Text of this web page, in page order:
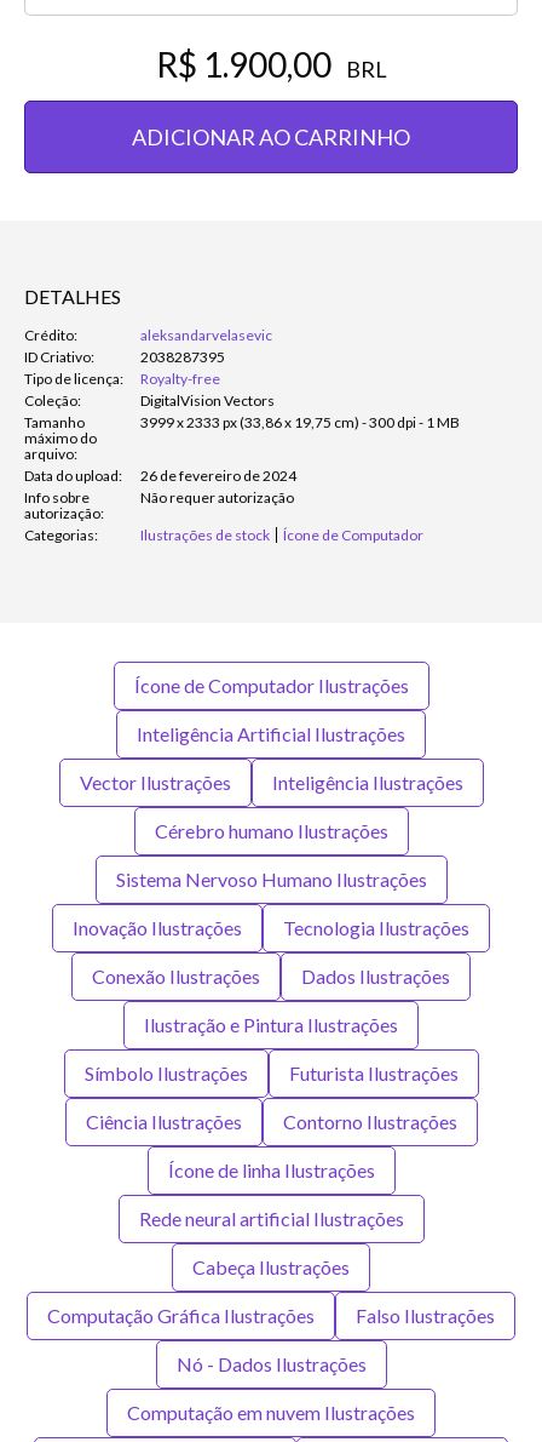
R$ 1.900,00 BRL
ADICIONAR AO CARRINHO
DETALHES
Crédito:
aleksandarvelasevic
ID Criativo:
2038287395
Tipo de licença:
Royalty-free
Coleção:
DigitalVision Vectors
Tamanho
máximo do
arquivo:
3999 x 2333 px (33,86 x 19,75 cm) - 300 dpi - 1 MB
Data do upload:
26 de fevereiro de 2024
Info sobre
autorização:
Não requer autorização
Categorias: Ilustrações de stock Ícone de Computador
Ícone de Computador Ilustrações
Inteligência Artificial Ilustrações
Vector Ilustrações Inteligência Ilustrações
Cérebro humano Ilustrações
Sistema Nervoso Humano Ilustrações
Inovação Ilustrações Tecnologia Ilustrações
Conexão Ilustrações Dados Ilustrações
Ilustração e Pintura Ilustrações
Símbolo Ilustrações Futurista Ilustrações
Ciência Ilustrações Contorno Ilustrações
Ícone de linha Ilustrações
Rede neural artificial Ilustrações
Cabeça Ilustrações
Computação Gráfica Ilustrações Falso Ilustrações
Nó - Dados Ilustrações
Computação em nuvem Ilustrações